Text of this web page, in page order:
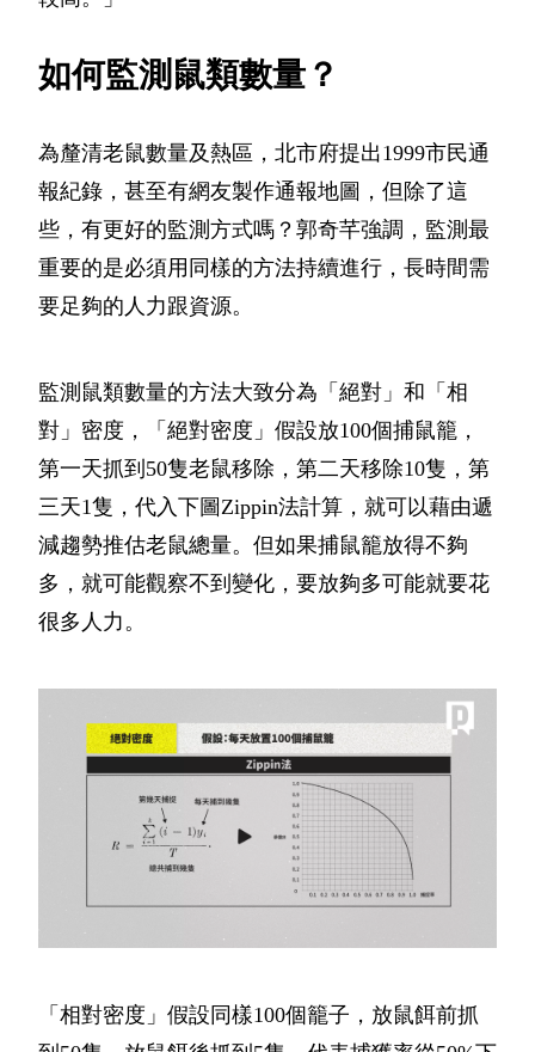
如何監測鼠類數量？
為釐清老鼠數量及熱區，北市府提出1999市民通
報紀錄，甚至有網友製作通報地圖，但除了這
些，有更好的監測方式嗎？郭奇芊強調，監測最
重要的是必須用同樣的方法持續進行，長時間需
要足夠的人力跟資源。
監測鼠類數量的方法大致分為「絕對」和「相
對」密度，「絕對密度」假設放100個捕鼠籠，
第一天抓到50隻老鼠移除，第二天移除10隻，第
三天1隻，代入下圖Zippin法計算，就可以藉由遞
減趨勢推估老鼠總量。但如果捕鼠籠放得不夠
多，就可能觀察不到變化，要放夠多可能就要花
很多人力。
「相對密度」假設同樣100個籠子，放鼠餌前抓